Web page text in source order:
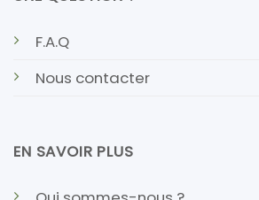
F.A.Q
Nous contacter
EN SAVOIR PLUS